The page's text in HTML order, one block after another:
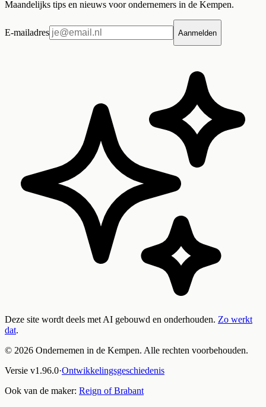
Maandelijks tips en nieuws voor ondernemers in de Kempen.
E-mailadres Aanmelden
Deze site wordt deels met AI gebouwd en onderhouden. Zo werkt
dat.
© 2026 Ondernemen in de Kempen. Alle rechten voorbehouden.
Versie v1.96.0·Ontwikkelingsgeschiedenis
Ook van de maker: Reign of Brabant